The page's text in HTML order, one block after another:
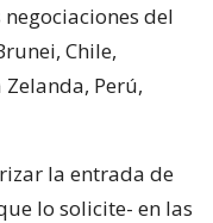
del
Chile,
Perú,
la entrada de
lo solicite- en las